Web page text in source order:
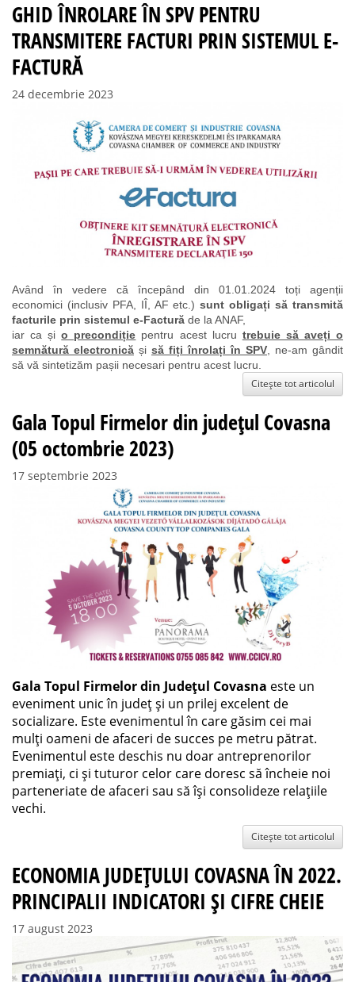
GHID ÎNROLARE ÎN SPV PENTRU
TRANSMITERE FACTURI PRIN SISTEMUL E-
FACTURĂ
24 decembrie 2023
Având în vedere că începând din 01.01.2024 toți agenții
economici (inclusiv PFA, IÎ, AF etc.)sunt obligați să transmită
facturile prin sistemul e-Factură de la ANAF,
iar ca șio precondiție pentru acest lucru trebuie să aveți o
semnătură electronică și să fiți înrolați în SPV , ne-am gândit
să vă sintetizăm pașii necesari pentru acest lucru.
Citește tot articolul
Gala Topul Firmelor din județul Covasna
(05 octombrie 2023)
17 septembrie 2023
Gala Topul Firmelor din Județul Covasna este un
eveniment unic în județ și un prilej excelent de
socializare. Este evenimentul în care găsim cei mai
mulți oameni de afaceri de succes pe metru pătrat.
Evenimentul este deschis nu doar antreprenorilor
premiați, ci și tuturor celor care doresc să încheie noi
parteneriate de afaceri sau să își consolideze relațiile
vechi.
Citește tot articolul
ECONOMIA JUDEȚULUI COVASNA ÎN 2022.
PRINCIPALII INDICATORI ȘI CIFRE CHEIE
17 august 2023